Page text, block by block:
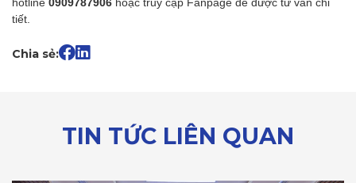
tiết.
Chia sẻ:
TIN TỨC LIÊN QUAN